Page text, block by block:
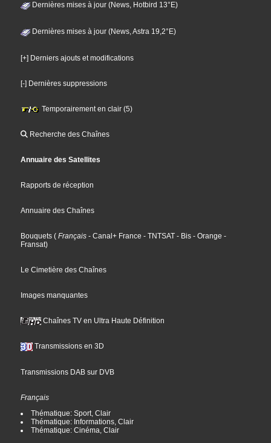
Dernières mises à jour (News, Hotbird 13°E)
Dernières mises à jour (News, Astra 19,2°E)
[+] Derniers ajouts et modifications
[-] Dernières suppressions
Temporairement en clair (5)
Recherche des Chaînes
Annuaire des Satellites
Rapports de réception
Annuaire des Chaînes
Bouquets ( Français - Canal+ France - TNTSAT - Bis - Orange -
Fransat)
Le Cimetière des Chaînes
Images manquantes
Chaînes TV en Ultra Haute Définition
Transmissions en 3D
Transmissions DAB sur DVB
Français
Thématique: Sport, Clair
Thématique: Informations, Clair
Thématique: Cinéma, Clair